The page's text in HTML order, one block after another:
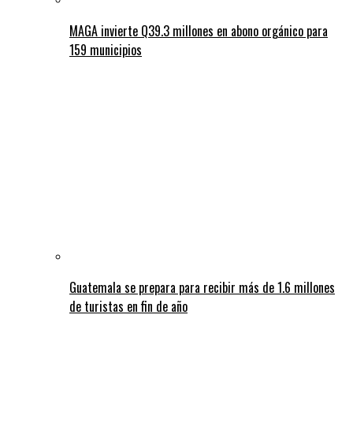
MAGA invierte Q39.3 millones en abono orgánico para
159 municipios
Guatemala se prepara para recibir más de 1.6 millones
de turistas en fin de año